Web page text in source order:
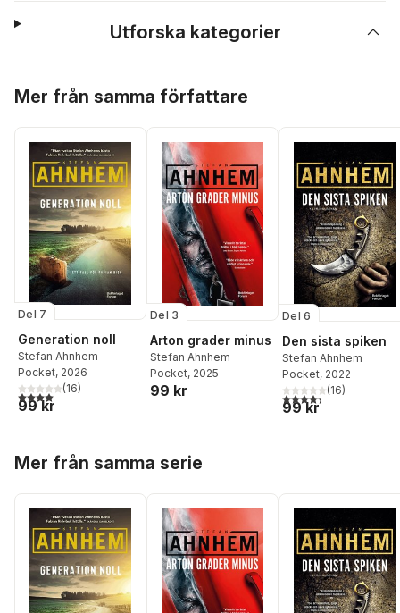
Utforska kategorier
Mer från samma författare
Del 7
Generation noll
Stefan Ahnhem
Pocket, 2026
4,1utav 5 stjärnor. Totalt antal röster:
(16)
99 kr
Del 3
Arton grader minus
Stefan Ahnhem
Pocket, 2025
99 kr
Del 6
Den sista spiken
Stefan Ahnhem
Pocket, 2022
4,3utav 5 stjärnor.
(16)
99 kr
Mer från samma serie